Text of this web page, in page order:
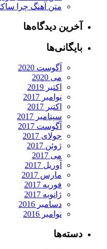
متن آهنگ چرا
آخرین دیدگاه‌ها
بایگانی‌ها
آگوست 2020
می 2020
اکتبر 2019
نوامبر 2017
اکتبر 2017
سپتامبر 2017
آگوست 2017
جولای 2017
ژوئن 2017
می 2017
آوریل 2017
مارس 2017
فوریه 2017
ژانویه 2017
دسامبر 2016
نوامبر 2016
دسته‌ها